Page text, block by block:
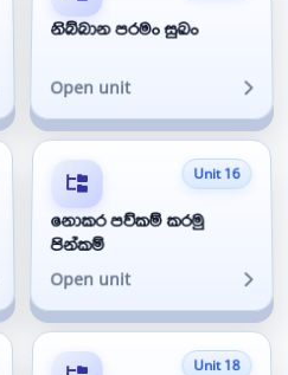
නිබ්බාන පරමං සුඛං
Open unit
Unit 16
නොකර පව්කම් කරමු
පින්කම්
Open unit
Unit 18